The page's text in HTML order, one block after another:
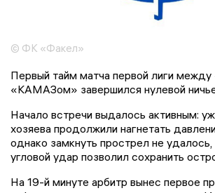
© ФК «Факел»
Первый тайм матча первой лиги
«КАМАЗом» завершился нулевой
Начало встречи выдалось активным:
хозяева продолжили нагнетать
однако замкнуть прострел не
угловой удар позволил сохранить
На 19-й минуте арбитр вынес первое